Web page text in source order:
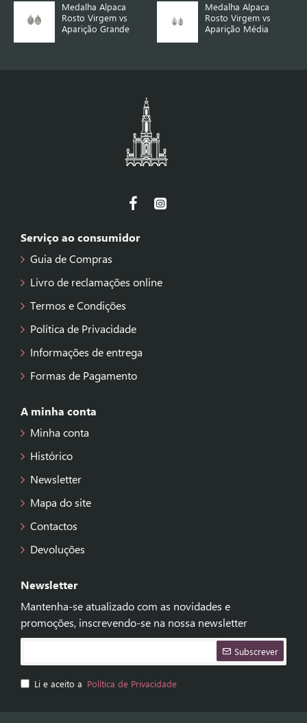
Medalha Alpaca
Rosto Virgem vs
Aparição Grande
Medalha Alpaca
Rosto Virgem vs
Aparição Média
Serviço ao consumidor
Guia de Compras
Livro de reclamações online
Termos e Condições
Política de Privacidade
Informações de entrega
Formas de Pagamento
A minha conta
Minha conta
Histórico
Newsletter
Mapa do site
Contactos
Devoluções
Newsletter
Mantenha-se atualizado com as novidades e
promoções, inscrevendo-se na nossa newsletter
Subscrever
Li e aceito a Política de Privacidade